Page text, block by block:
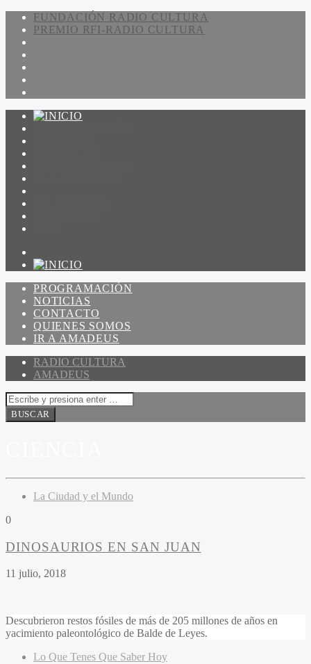
FUNDACIÓN RADIO CULTURA
PREMIO RFI-RADIO CULTURA
PROGRAMACIÓN
NOTICIAS
CONTACTO
QUIENES SOMOS
IR A AMADEUS
RADIO CULTURA
AMADEUS
La Ciudad y el Mundo
0
DINOSAURIOS EN SAN JUAN
11 julio, 2018
Descubrieron restos fósiles de más de 205 millones de años en
yacimiento paleontológico de Balde de Leyes.
Lo Que Tenes Que Saber Hoy